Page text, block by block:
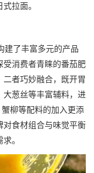
拉面。
建了丰富多元的产品
受消费者青睐的番茄肥
者巧妙融合，既开胃
大葱丝等丰富辅料，进
柳等配料的加入更添
对食材组合与味觉平衡
。